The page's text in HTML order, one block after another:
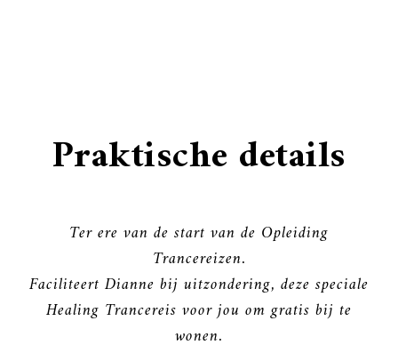
Praktische details
Ter ere van de start van de Opleiding
Trancereizen.
Faciliteert Dianne bij uitzondering, deze speciale
Healing Trancereis voor jou om gratis bij te
wonen.